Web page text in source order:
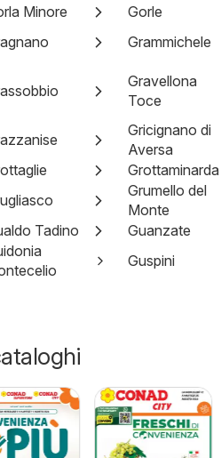
Minore
Gorle
Grammichele
Gravellona
Toce
Gricignano di
Aversa
Grottaminarda
Grumello del
Monte
Tadino
Guanzate
Guspini